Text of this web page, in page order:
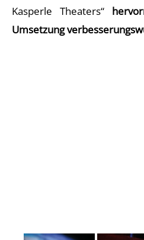
Kasperle Theaters“
Umsetzung